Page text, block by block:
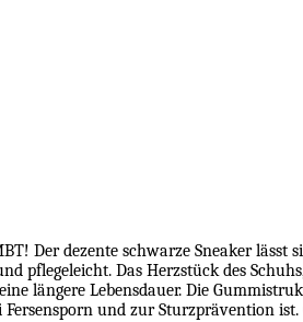
Der dezente schwarze Sneaker
pflegeleicht. Das Herzstück des
längere Lebensdauer. Die
und zur Sturzprävention